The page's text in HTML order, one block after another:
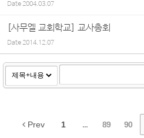
Date2004.03.07
[사무엘 교회학교] 교사총회
Date2014.12.07
Prev 1 ... 89 90